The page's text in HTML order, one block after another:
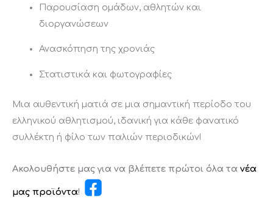
Παρουσίαση ομάδων, αθλητών και
διοργανώσεων
Ανασκόπηση της χρονιάς
Στατιστικά και φωτογραφίες
Μια αυθεντική ματιά σε μια σημαντική περίοδο του
ελληνικού αθλητισμού, ιδανική για κάθε φανατικό
συλλέκτη ή φίλο των παλιών περιοδικών!
Ακολουθήστε μας για να βλέπετε πρώτοι όλα τα νέα
μας προϊόντα!